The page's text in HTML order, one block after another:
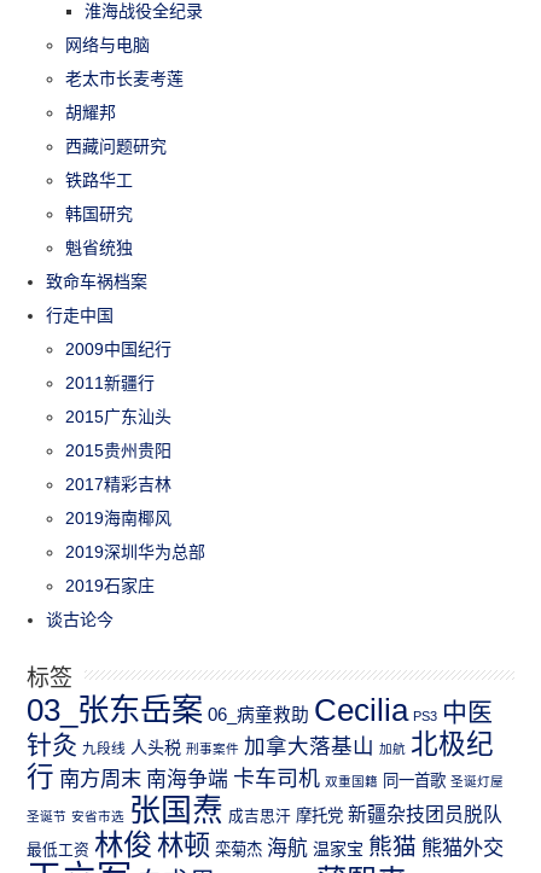
淮海战役全纪录
网络与电脑
老太市长麦考莲
胡耀邦
西藏问题研究
铁路华工
韩国研究
魁省统独
致命车祸档案
行走中国
2009中国纪行
2011新疆行
2015广东汕头
2015贵州贵阳
2017精彩吉林
2019海南椰风
2019深圳华为总部
2019石家庄
谈古论今
标签
03_张东岳案 06_病童救助 Cecilia PS3 中医
针灸 九段线 人头税 刑事案件 加拿大落基山 加航 北极纪
行 南方周末 南海争端 卡车司机 双重国籍 同一首歌 圣诞灯屋
圣诞节 安省市选 张国焘 成吉思汗 摩托党 新疆杂技团员脱队
最低工资 林俊 林顿 栾菊杰 海航 温家宝 熊猫 熊猫外交